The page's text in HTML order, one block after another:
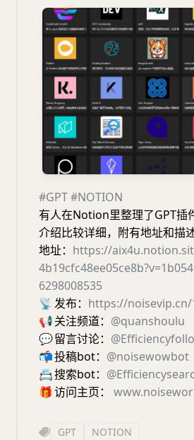
#GPT#NOTION
有人在Notion里整理了GPT插
介绍比较详细，附有地址和描
地址： https://
6298008535
📡发布： https://noisevip.cn/
📢关注频道： @quanshoulu
💬留言讨论：
📬投稿bot： @noisewowbot
📇搜索bot：
🎁访问主页：
GPT NOTION